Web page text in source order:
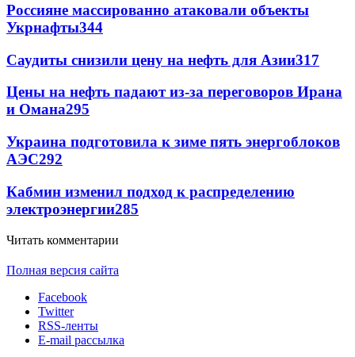
Россияне массированно атаковали объекты
Укрнафты344
Саудиты снизили цену на нефть для Азии317
Цены на нефть падают из-за переговоров Ирана
и Омана295
Украина подготовила к зиме пять энергоблоков
АЭС292
Кабмин изменил подход к распределению
электроэнергии285
Читать комментарии
Полная версия сайта
Facebook
Twitter
RSS-ленты
E-mail рассылка